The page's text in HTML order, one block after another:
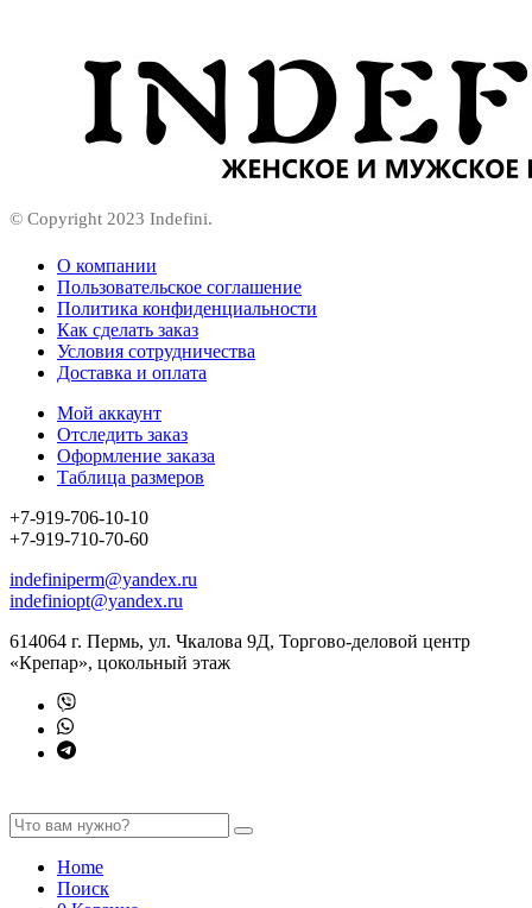
© Copyright 2023 Indefini.
О компании
Пользовательское соглашение
Политика конфиденциальности
Как сделать заказ
Условия сотрудничества
Доставка и оплата
Мой аккаунт
Отследить заказ
Оформление заказа
Таблица размеров
+7-919-706-10-10
+7-919-710-70-60
indefiniperm@yandex.ru
indefiniopt@yandex.ru
614064 г. Пермь, ул. Чкалова 9Д, Торгово-деловой центр
«Крепар», цокольный этаж
Home
Поиск